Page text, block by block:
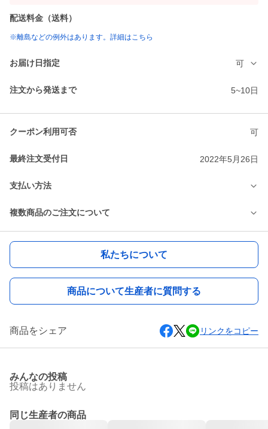
配送料金（送料）
※離島などの例外はあります。詳細はこちら
お届け日指定 可
注文から発送まで 5~10日
クーポン利用可否 可
最終注文受付日 2022年5月26日
支払い方法
複数商品のご注文について
私たちについて
商品について生産者に質問する
商品をシェア リンクをコピー
みんなの投稿
投稿はありません
同じ生産者の商品